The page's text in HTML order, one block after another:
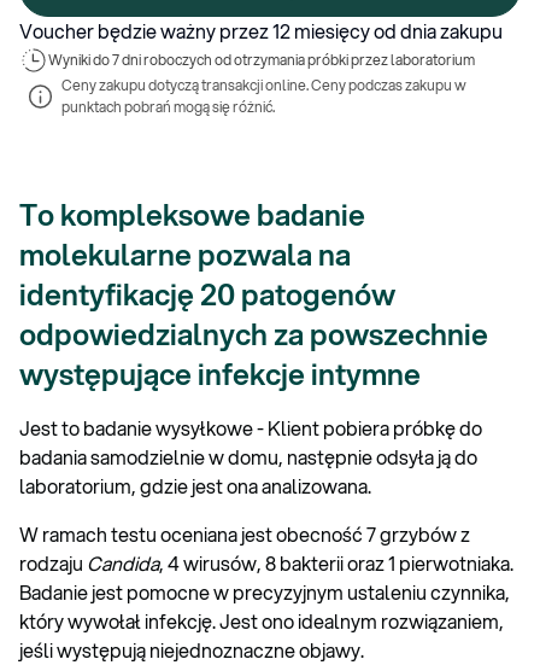
Voucher będzie ważny przez 12 miesięcy od dnia zakupu
Wyniki do 7 dni roboczych od otrzymania próbki przez laboratorium
Ceny zakupu dotyczą transakcji online. Ceny podczas zakupu w
punktach pobrań mogą się różnić.
To kompleksowe badanie
molekularne pozwala na
identyfikację 20 patogenów
odpowiedzialnych za powszechnie
występujące infekcje intymne
Jest to badanie wysyłkowe - Klient pobiera próbkę do
badania samodzielnie w domu, następnie odsyła ją do
laboratorium, gdzie jest ona analizowana.
W ramach testu oceniana jest obecność 7 grzybów z
rodzaju Candida, 4 wirusów, 8 bakterii oraz 1 pierwotniaka.
Badanie jest pomocne w precyzyjnym ustaleniu czynnika,
który wywołał infekcję. Jest ono idealnym rozwiązaniem,
jeśli występują niejednoznaczne objawy.